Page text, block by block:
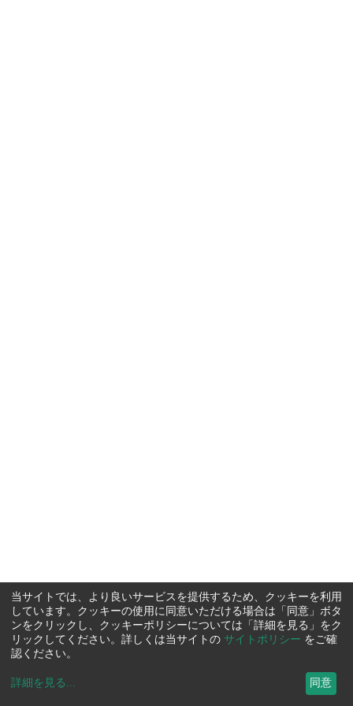
当サイトでは、より良いサービスを提供するため、クッキーを利用
しています。クッキーの使用に同意いただける場合は「同意」ボタ
ンをクリックし、クッキーポリシーについては「詳細を見る」をク
リックしてください。詳しくは当サイトの サイトポリシー をご確
認ください。
詳細を見る ... 同意